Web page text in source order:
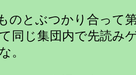
とぶつかり合って
同じ集団内で先読み
。